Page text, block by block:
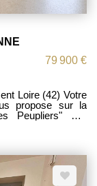
79 900 €
(42) Votre
propose sur la
Cet
être conservée
aménagée en